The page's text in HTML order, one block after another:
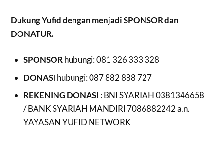
Dukung Yufid dengan menjadi SPONSOR dan
DONATUR.
SPONSORhubungi: 081 326 333 328
DONASI hubungi: 087 882 888 727
REKENING DONASI : BNI SYARIAH 0381346658
/ BANK SYARIAH MANDIRI 7086882242 a.n.
YAYASAN YUFID NETWORK